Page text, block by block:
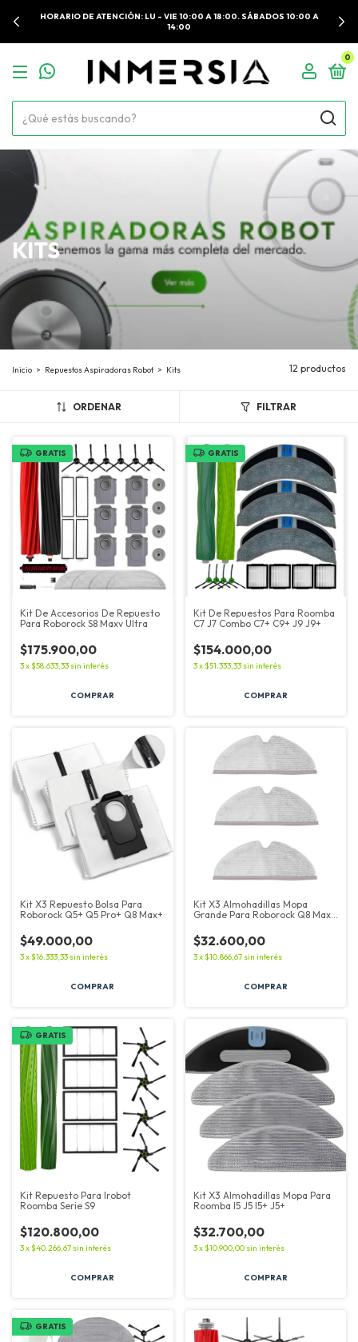
HORARIO DE ATENCIÓN: LU - VIE 10:00 A 18:00. SÁBADOS 10:00 A
14:00
0
KITS
Inicio > Repuestos Aspiradoras Robot > Kits 12 productos
ORDENAR FILTRAR
GRATIS
Kit De Accesorios De Repuesto
Para Roborock S8 Maxv Ultra
$175.900,00
3x$58.633,33 sin interés
GRATIS
Kit De Repuestos Para Roomba
C7 J7 Combo C7+ C9+ J9 J9+
$154.000,00
3x$51.333,33 sin interés
Kit X3 Repuesto Bolsa Para
Roborock Q5+ Q5 Pro+ Q8 Max+
$49.000,00
3x$16.333,33 sin interés
Kit X3 Almohadillas Mopa
Grande Para Roborock Q8 Max
$32.600,00
3x$10.866,67 sin interés
GRATIS
Kit Repuesto Para Irobot
Roomba Serie S9
$120.800,00
3x$40.266,67 sin interés
Kit X3 Almohadillas Mopa Para
Roomba I5 J5 I5+ J5+
$32.700,00
3x$10.900,00 sin interés
GRATIS